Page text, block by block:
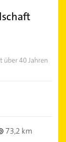
über 40 Jahren
73,2 km